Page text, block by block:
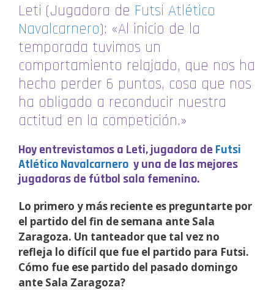
Leti (Jugadora de Futsi Atlético
Navalcarnero): «Al inicio de la
temporada tuvimos un
comportamiento relajado, que nos ha
hecho perder 6 puntos, cosa que nos
ha obligado a reconducir nuestra
actitud en la competición.»
Hoy entrevistamos a Leti, jugadora de Futsi
Atlético Navalcarnero y una de las mejores
jugadoras de fútbol sala femenino.
Lo primero y más reciente es preguntarte por
el partido del fin de semana ante Sala
Zaragoza. Un tanteador que tal vez no
refleja lo difícil que fue el partido para Futsi.
Cómo fue ese partido del pasado domingo
ante Sala Zaragoza?